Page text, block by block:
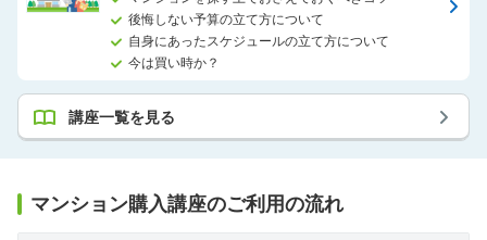
後悔しない予算の立て方について
自身にあったスケジュールの立て方について
今は買い時か？
講座一覧を見る
マンション購入講座のご利用の流れ